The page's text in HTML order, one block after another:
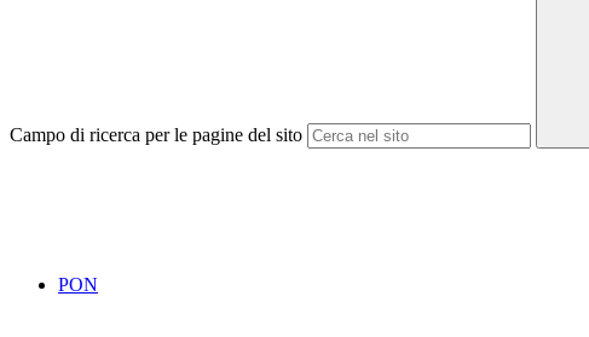
Campo di ricerca per le pagine del sito
PON